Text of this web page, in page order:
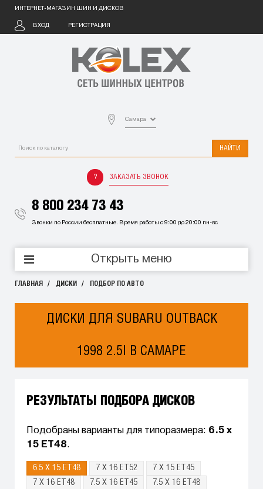
ИНТЕРНЕТ-МАГАЗИН ШИН И ДИСКОВ
ВХОД РЕГИСТРАЦИЯ
Самара
НАЙТИ
ЗАКАЗАТЬ ЗВОНОК
8 800 234 73 43
Звонки по России бесплатные. Время работы с 9:00 до 20:00 пн-вс
Открыть меню
ГЛАВНАЯ ДИСКИ ПОДБОР ПО АВТО
ДИСКИ ДЛЯ SUBARU OUTBACK
1998 2.5I В САМАРЕ
РЕЗУЛЬТАТЫ ПОДБОРА ДИСКОВ
Подобраны варианты для типоразмера: 6.5 x
15 ET48.
6.5 X 15 ET48 7 X 16 ET52
7 X 15 ET45
7 X 16 ET48
7.5 X 16 ET45
7.5 X 16 ET48